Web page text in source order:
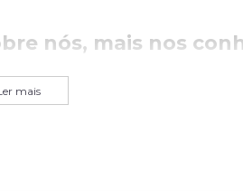
nós, mais nos
mais